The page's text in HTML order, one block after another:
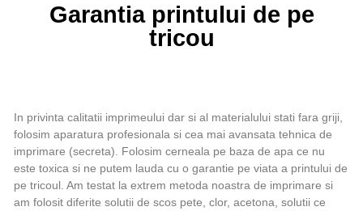
Garantia printului de pe
tricou
In privinta calitatii imprimeului dar si al materialului stati fara griji,
folosim aparatura profesionala si cea mai avansata tehnica de
imprimare (secreta). Folosim cerneala pe baza de apa ce nu
este toxica si ne putem lauda cu o garantie pe viata a printului de
pe tricoul. Am testat la extrem metoda noastra de imprimare si
am folosit diferite solutii de scos pete, clor, acetona, solutii ce